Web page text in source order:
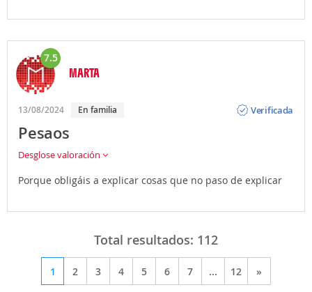
7.5
MARTA
13/08/2024 En familia
Verificada
Pesaos
Desglose valoración
Porque obligáis a explicar cosas que no paso de explicar
Total resultados: 112
1 2 3 4 5 6 7 ... 12 »